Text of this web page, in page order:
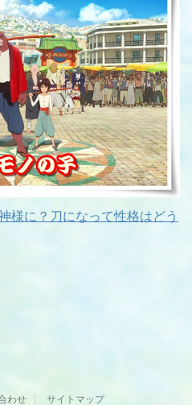
様に？刀になって性格はどう
わせ サイトマップ